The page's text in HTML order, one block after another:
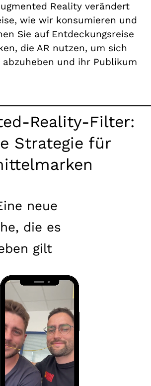
Reality verändert
wie wir konsumieren und
Sie auf Entdeckungsreise
die AR nutzen, um sich
abzuheben und ihr Publikum
Reality-Filter:
Strategie für
neue
die es
gilt